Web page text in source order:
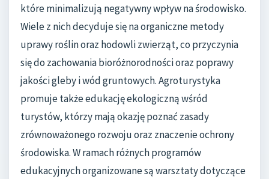
które minimalizują negatywny wpływ na środowisko.
Wiele z nich decyduje się na organiczne metody
uprawy roślin oraz hodowli zwierząt, co przyczynia
się do zachowania bioróżnorodności oraz poprawy
jakości gleby i wód gruntowych. Agroturystyka
promuje także edukację ekologiczną wśród
turystów, którzy mają okazję poznać zasady
zrównoważonego rozwoju oraz znaczenie ochrony
środowiska. W ramach różnych programów
edukacyjnych organizowane są warsztaty dotyczące